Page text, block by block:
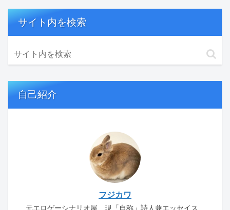
サイト内を検索
自己紹介
フジカワ
元エロゲーシナリオ屋、現「自称」詩人兼エッセイス